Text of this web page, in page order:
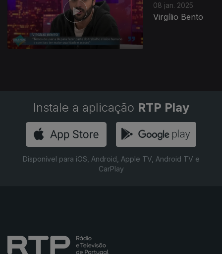
08 jan. 2025
Virgílio Bento
Instale a aplicação RTP Play
Disponível para iOS, Android, Apple TV, Android TV e
CarPlay